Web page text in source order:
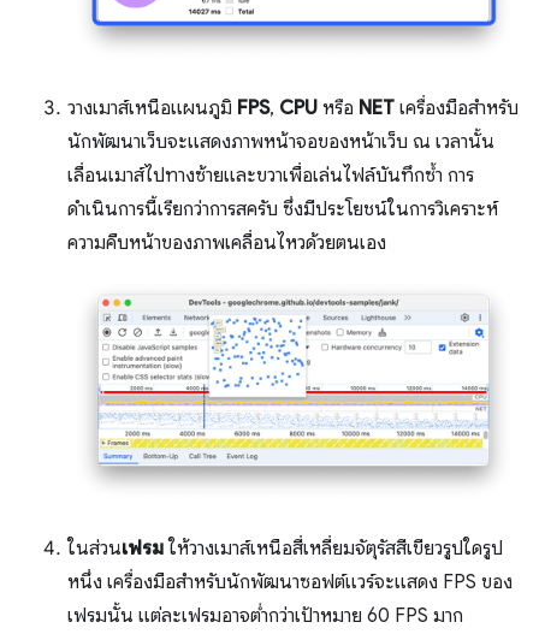
วางเมาส์เหนือแผนภูมิ FPS, CPU หรือ NET เครื่องมือสําหรับ
นักพัฒนาเว็บจะแสดงภาพหน้าจอของหน้าเว็บ ณ เวลานั้น
เลื่อนเมาส์ไปทางซ้ายและขวาเพื่อเล่นไฟล์บันทึกซ้ำ การ
ดำเนินการนี้เรียกว่าการสครับ ซึ่งมีประโยชน์ในการวิเคราะห์
ความคืบหน้าของภาพเคลื่อนไหวด้วยตนเอง
ในส่วนเฟรม ให้วางเมาส์เหนือสี่เหลี่ยมจัตุรัสสีเขียวรูปใดรูป
หนึ่ง เครื่องมือสำหรับนักพัฒนาซอฟต์แวร์จะแสดง FPS ของ
เฟรมนั้น แต่ละเฟรมอาจต่ำกว่าเป้าหมาย 60 FPS มาก